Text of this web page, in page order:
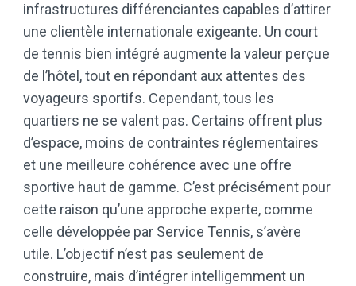
infrastructures différenciantes capables d’attirer
une clientèle internationale exigeante. Un court
de tennis bien intégré augmente la valeur perçue
de l’hôtel, tout en répondant aux attentes des
voyageurs sportifs. Cependant, tous les
quartiers ne se valent pas. Certains offrent plus
d’espace, moins de contraintes réglementaires
et une meilleure cohérence avec une offre
sportive haut de gamme. C’est précisément pour
cette raison qu’une approche experte, comme
celle développée par Service Tennis, s’avère
utile. L’objectif n’est pas seulement de
construire, mais d’intégrer intelligemment un